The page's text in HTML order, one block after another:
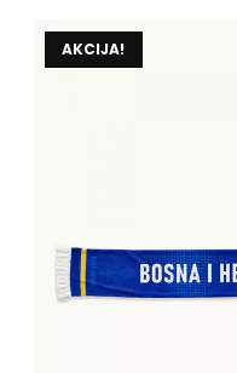
AKCIJA!